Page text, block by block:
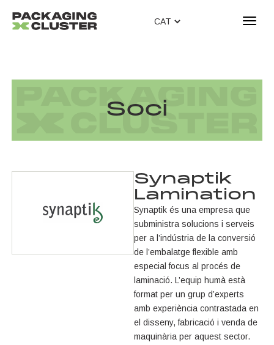
T
i
o
n
Soci
Synaptik
Lamination
Synaptik és una empresa que
subministra solucions i serveis
per a l’indústria de la conversió
de l’embalatge flexible amb
especial focus al procés de
laminació. L’equip humà està
format per un grup d’experts
amb experiència contrastada en
el disseny, fabricació i venda de
maquinària per aquest sector.